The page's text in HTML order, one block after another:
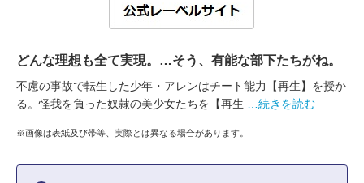
どんな理想も全て実現。…そう、有能な部下たちがね。
不慮の事故で転生した少年・アレンはチート能力【再生】を授か
る。怪我を負った奴隷の美少女たちを【再生
…続きを読む
※画像は表紙及び帯等、実際とは異なる場合があります。